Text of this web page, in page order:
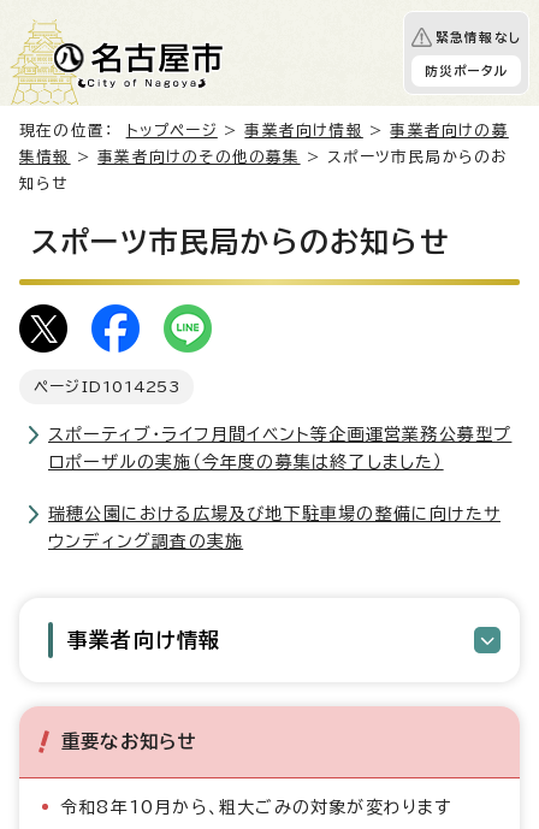
緊急情報なし
防災ポータル
現在の位置： トップページ >事業者向け情報 >事業者向けの募
集情報
>事業者向けのその他の募集
> スポーツ市民局からのお
知らせ
スポーツ市民局からのお知らせ
ページID 1014253
スポーティブ・ライフ月間イベント等企画運営業務公募型プ
ロポーザルの実施（今年度の募集は終了しました）
瑞穂公園における広場及び地下駐車場の整備に向けたサ
ウンディング調査の実施
事業者向け情報
重要なお知らせ
令和8年10月から、粗大ごみの対象が変わります